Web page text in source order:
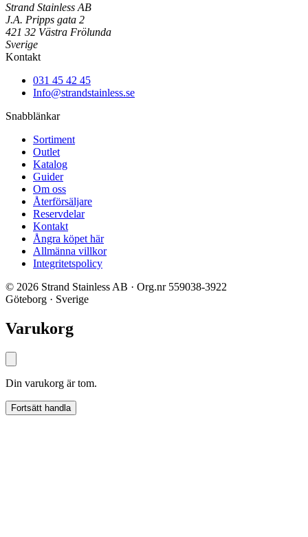
Strand Stainless AB
J.A. Pripps gata 2
421 32 Västra Frölunda
Sverige
Kontakt
031 45 42 45
Info@strandstainless.se
Snabblänkar
Sortiment
Outlet
Katalog
Guider
Om oss
Återförsäljare
Reservdelar
Kontakt
Ångra köpet här
Allmänna villkor
Integritetspolicy
© 2026 Strand Stainless AB · Org.nr 559038-3922
Göteborg · Sverige
Varukorg
Din varukorg är tom.
Fortsätt handla